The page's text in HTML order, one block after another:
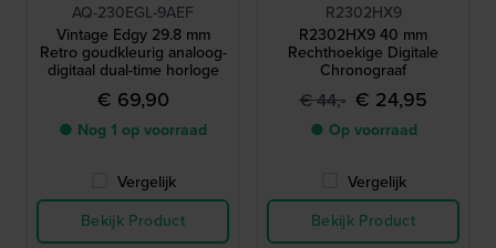
AQ-230EGL-9AEF
Vintage Edgy 29.8 mm
Retro goudkleurig analoog-
digitaal dual-time horloge
€ 69,90
● Nog 1 op voorraad
Vergelijk
Bekijk Product
R2302HX9
R2302HX9 40 mm
Rechthoekige Digitale
Chronograaf
€ 44,- € 24,95
● Op voorraad
Vergelijk
Bekijk Product